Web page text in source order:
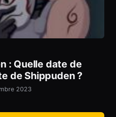
: Quelle date de
de Shippuden ?
2023